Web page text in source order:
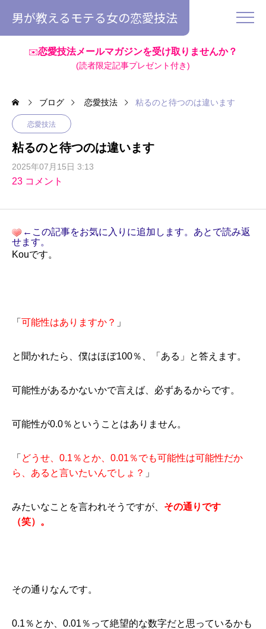
男が教えるモテる女の恋愛技法
✉️恋愛技法メールマガジンを受け取りませんか？
(読者限定記事プレゼント付き)
ブログ 恋愛技法 粘るのと待つのは違います
恋愛技法
粘るのと待つのは違います
2025年07月15日 3:13
23 コメント
←この記事をお気に入りに追加します。あとで読み返
せます。
Kouです。
「 可能性はありますか？ 」
と聞かれたら、僕はほぼ100％、「ある」と答えます。
可能性があるかないかで言えば、必ずあるからです。
可能性が0.0％ということはありません。
「 どうせ、0.1％とか、0.01％でも可能性は可能性だか
ら、あると言いたいんでしょ？ 」
みたいなことを言われそうですが、 その通りです
（笑）。
その通りなんです。
0.1％とか、0.01％って絶望的な数字だと思っているかも